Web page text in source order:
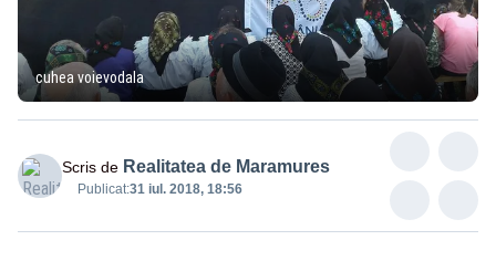
cuhea voievodala
Scris de Realitatea de Maramures
Publicat:31 iul. 2018, 18:56